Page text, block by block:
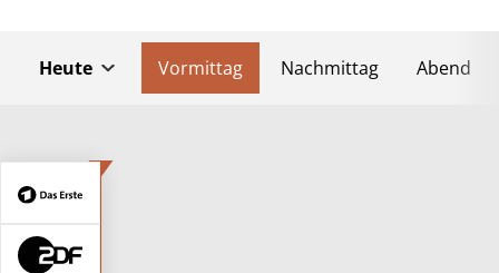
Heute Vormittag Nachmittag Abend